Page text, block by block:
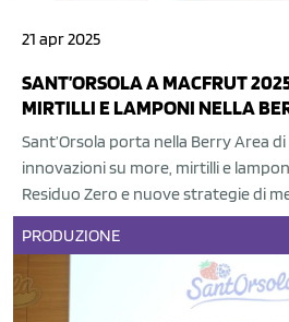
21 apr 2025
SANT’ORSOLA A MACFRUT
MIRTILLI E LAMPONI NELLA
Sant’Orsola porta nella Berry Area
innovazioni su more, mirtilli e
Residuo Zero e nuove strategie di
PRODUZIONE